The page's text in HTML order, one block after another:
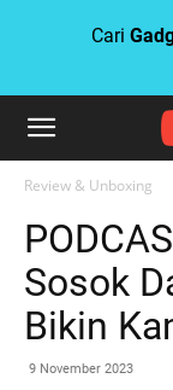
Review & Unboxing
Sosok
Bikin
9 November 2023
Cari